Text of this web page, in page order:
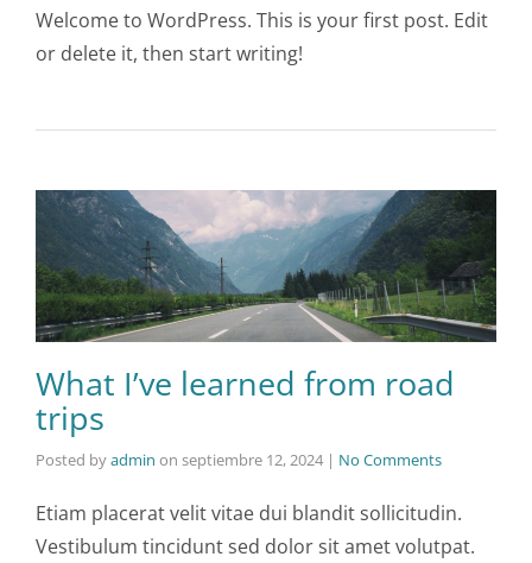
Welcome to WordPress. This is your first post. Edit
or delete it, then start writing!
What I’ve learned from road
trips
Posted byadmin on septiembre 12, 2024 | No Comments
Etiam placerat velit vitae dui blandit sollicitudin.
Vestibulum tincidunt sed dolor sit amet volutpat.